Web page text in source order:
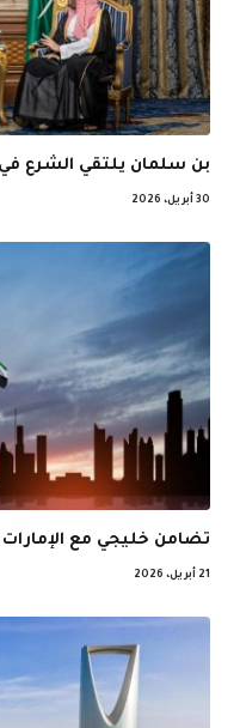
بن سلمان يلتقي الشرع في
30 أبريل، 2026
تضامن خليجي مع
21 أبريل، 2026